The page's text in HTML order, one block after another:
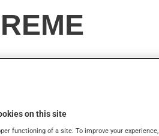
cortisone (corticostéroïde).
on this site
functioning of a site. To improve your